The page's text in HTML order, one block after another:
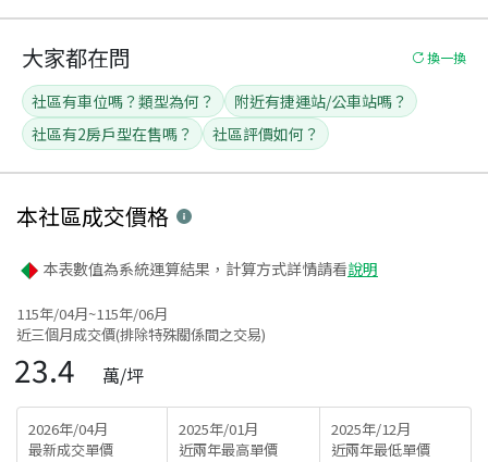
大家都在問 換一換
社區有車位嗎？類型為何？
附近有捷運站/公車站嗎？
社區有2房戶型在售嗎？
社區評價如何？
本社區成交價格
本表數值為系統運算結果，計算方式詳情請看說明
115年/04月~115年/06月
近三個月成交價(排除特殊關係間之交易)
23.4 萬/坪
2026年/04月
最新成交單價
2025年/01月
近兩年最高單價
2025年/12月
近兩年最低單價